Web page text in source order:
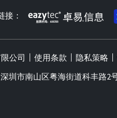
接：
公司 使用条款 隐私策略
圳市南山区粤海街道科丰路2